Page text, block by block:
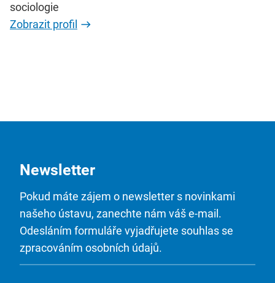
sociologie
Zobrazit profil
Newsletter
Pokud máte zájem o newsletter s novinkami
našeho ústavu, zanechte nám váš e-mail.
Odesláním formuláře vyjadřujete souhlas se
zpracováním osobních údajů.